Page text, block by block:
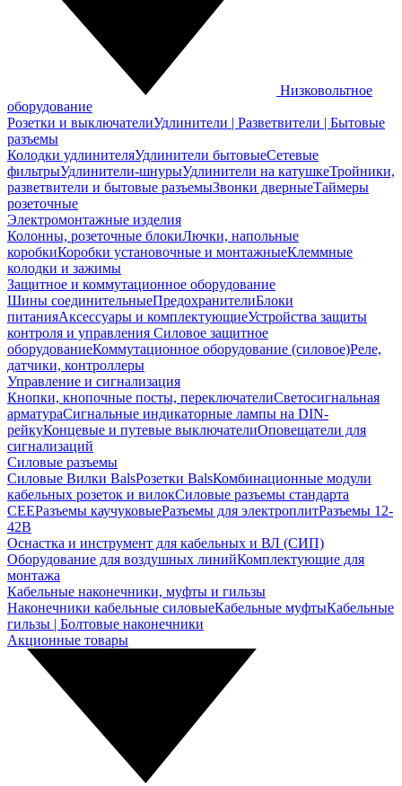
Низковольтное
оборудование
Розетки и выключателиУдлинители | Разветвители | Бытовые
разъемы
Колодки удлинителяУдлинители бытовыеСетевые
фильтрыУдлинители-шнурыУдлинители на катушкеТройники,
разветвители и бытовые разъемыЗвонки дверныеТаймеры
розеточные
Электромонтажные изделия
Колонны, розеточные блокиЛючки, напольные
коробкиКоробки установочные и монтажныеКлеммные
колодки и зажимы
Защитное и коммутационное оборудование
Шины соединительныеПредохранителиБлоки
питанияАксессуары и комплектующиеУстройства защиты
контроля и управления Силовое защитное
оборудованиеКоммутационное оборудование (силовое)Реле,
датчики, контроллеры
Управление и сигнализация
Кнопки, кнопочные посты, переключателиСветосигнальная
арматураСигнальные индикаторные лампы на DIN-
рейкуКонцевые и путевые выключателиОповещатели для
сигнализаций
Силовые разъемы
Силовые Вилки BalsРозетки BalsКомбинационные модули
кабельных розеток и вилокСиловые разъемы стандарта
CEEРазъемы каучуковыеРазъемы для электроплитРазъемы 12-
42В
Оснастка и инструмент для кабельных и ВЛ (СИП)
Оборудование для воздушных линийКомплектующие для
монтажа
Кабельные наконечники, муфты и гильзы
Наконечники кабельные силовыеКабельные муфтыКабельные
гильзы | Болтовые наконечники
Акционные товары